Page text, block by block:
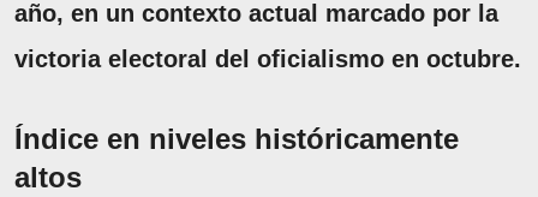
año, en un contexto actual marcado por la
victoria electoral del oficialismo en octubre.
Índice en niveles históricamente
altos